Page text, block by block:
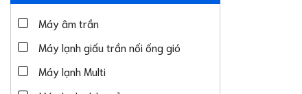
Máy âm trần
Máy lạnh giấu trần nối ống gió
Máy lạnh Multi